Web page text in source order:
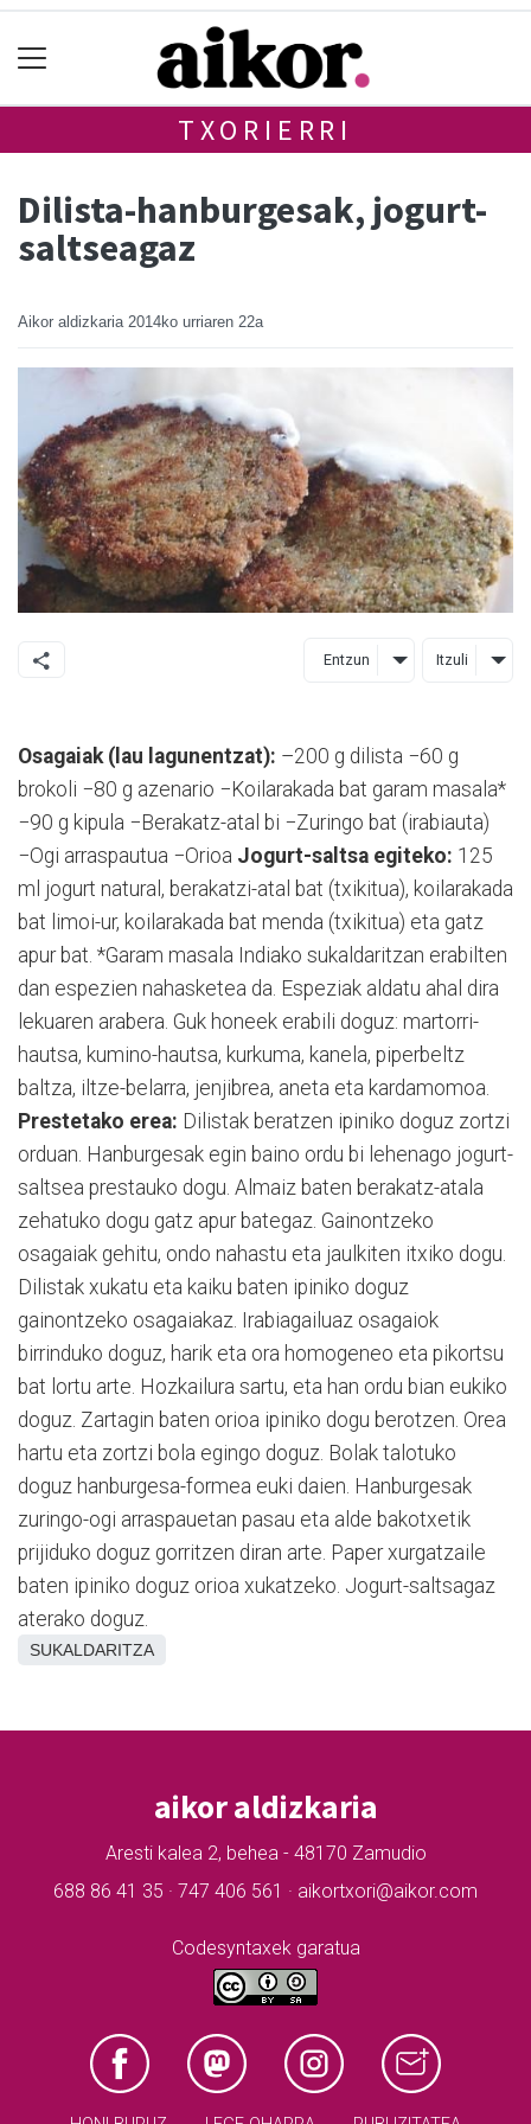
TXORIERRI
Dilista-hanburgesak, jogurt-
saltseagaz
Aikor aldizkaria 2014ko urriaren 22a
Entzun Itzuli
Osagaiak (lau lagunentzat): –200 g dilista −60 g
brokoli −80 g azenario −Koilarakada bat garam masala*
−90 g kipula −Berakatz-atal bi −Zuringo bat (irabiauta)
−Ogi arraspautua −Orioa Jogurt-saltsa egiteko: 125
ml jogurt natural, berakatzi-atal bat (txikitua), koilarakada
bat limoi-ur, koilarakada bat menda (txikitua) eta gatz
apur bat. *Garam masala Indiako sukaldaritzan erabilten
dan espezien nahasketea da. Espeziak aldatu ahal dira
lekuaren arabera. Guk honeek erabili doguz: martorri-
hautsa, kumino-hautsa, kurkuma, kanela, piperbeltz
baltza, iltze-belarra, jenjibrea, aneta eta kardamomoa.
Prestetako erea: Dilistak beratzen ipiniko doguz zortzi
orduan. Hanburgesak egin baino ordu bi lehenago jogurt-
saltsea prestauko dogu. Almaiz baten berakatz-atala
zehatuko dogu gatz apur bategaz. Gainontzeko
osagaiak gehitu, ondo nahastu eta jaulkiten itxiko dogu.
Dilistak xukatu eta kaiku baten ipiniko doguz
gainontzeko osagaiakaz. Irabiagailuaz osagaiok
birrinduko doguz, harik eta ora homogeneo eta pikortsu
bat lortu arte. Hozkailura sartu, eta han ordu bian eukiko
doguz. Zartagin baten orioa ipiniko dogu berotzen. Orea
hartu eta zortzi bola egingo doguz. Bolak talotuko
doguz hanburgesa-formea euki daien. Hanburgesak
zuringo-ogi arraspauetan pasau eta alde bakotxetik
prijiduko doguz gorritzen diran arte. Paper xurgatzaile
baten ipiniko doguz orioa xukatzeko. Jogurt-saltsagaz
aterako doguz.
SUKALDARITZA
aikor aldizkaria
Aresti kalea 2, behea - 48170 Zamudio
688 86 41 35 · 747 406 561 · aikortxori@aikor.com
Codesyntaxek garatua